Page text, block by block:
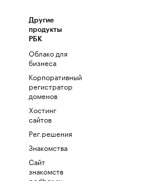
Другие
продукты
РБК
Облако для
бизнеса
Корпоративный
регистратор
доменов
Хостинг
сайтов
Рег.решения
Знакомства
Сайт
знакомств